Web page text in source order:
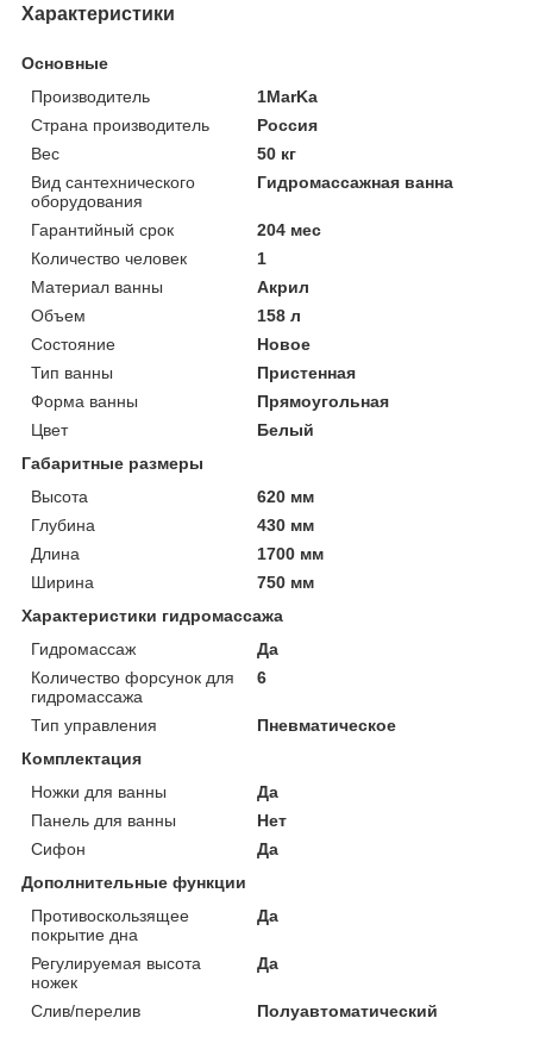
Характеристики
Основные
Производитель
1MarKa
Страна производитель
Россия
Вес
50 кг
Вид сантехнического
оборудования
Гидромассажная ванна
Гарантийный срок
204 мес
Количество человек
1
Материал ванны
Акрил
Объем
158 л
Состояние
Новое
Тип ванны
Пристенная
Форма ванны
Прямоугольная
Цвет
Белый
Габаритные размеры
Высота
620 мм
Глубина
430 мм
Длина
1700 мм
Ширина
750 мм
Характеристики гидромассажа
Гидромассаж
Да
Количество форсунок для
гидромассажа
6
Тип управления
Пневматическое
Комплектация
Ножки для ванны
Да
Панель для ванны
Нет
Сифон
Да
Дополнительные функции
Противоскользящее
покрытие дна
Да
Регулируемая высота
ножек
Да
Слив/перелив Полуавтоматический